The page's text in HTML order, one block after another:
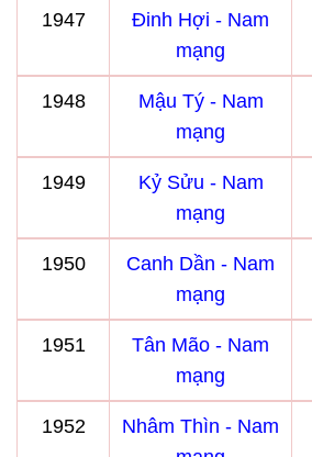
1947
Đinh Hợi - Nam
mạng
1948
Mậu Tý - Nam
mạng
1949
Kỷ Sửu - Nam
mạng
1950
Canh Dần - Nam
mạng
1951
Tân Mão - Nam
mạng
1952
Nhâm Thìn - Nam